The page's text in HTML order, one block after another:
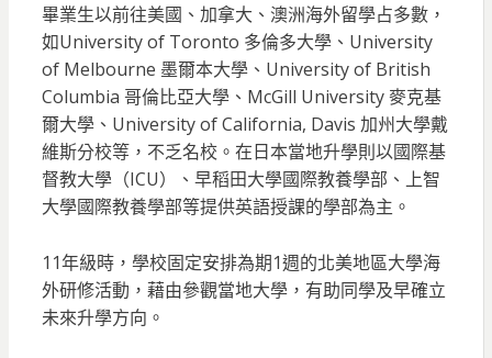
畢業生以前往美國、加拿大、澳洲海外留學占多數，
如University of Toronto 多倫多大學、University
of Melbourne 墨爾本大學、University of British
Columbia 哥倫比亞大學、McGill University 麥克基
爾大學、University of California, Davis 加州大學戴
維斯分校等，不乏名校。在日本當地升學則以國際基
督教大學（ICU）、早稻田大學國際教養學部、上智
大學國際教養學部等提供英語授課的學部為主。
11年級時，學校固定安排為期1週的北美地區大學海
外研修活動，藉由參觀當地大學，有助同學及早確立
未來升學方向。